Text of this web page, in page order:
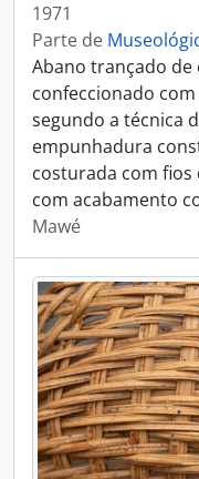
1971
Parte de
Abano trançado
confeccionado
segundo a técnica
empunhadura
costurada com
com acabamento
Mawé